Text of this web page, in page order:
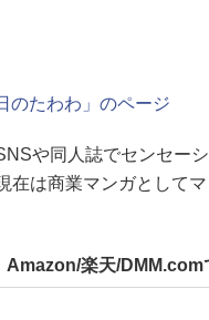
のたわわ」のページ
や同人誌でセンセー
在は商業マンガとして
Amazon/楽天/DMM.com